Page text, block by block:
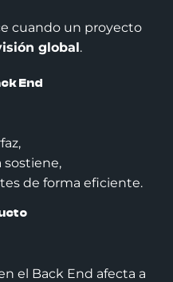
cuando un proyecto
global.
End
sostiene,
de forma eficiente.
el Back End afecta a